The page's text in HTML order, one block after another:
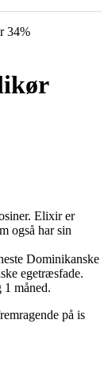
34%
Elixir er
også har sin
Dominikanske
egetræsfade.
måned.
på is